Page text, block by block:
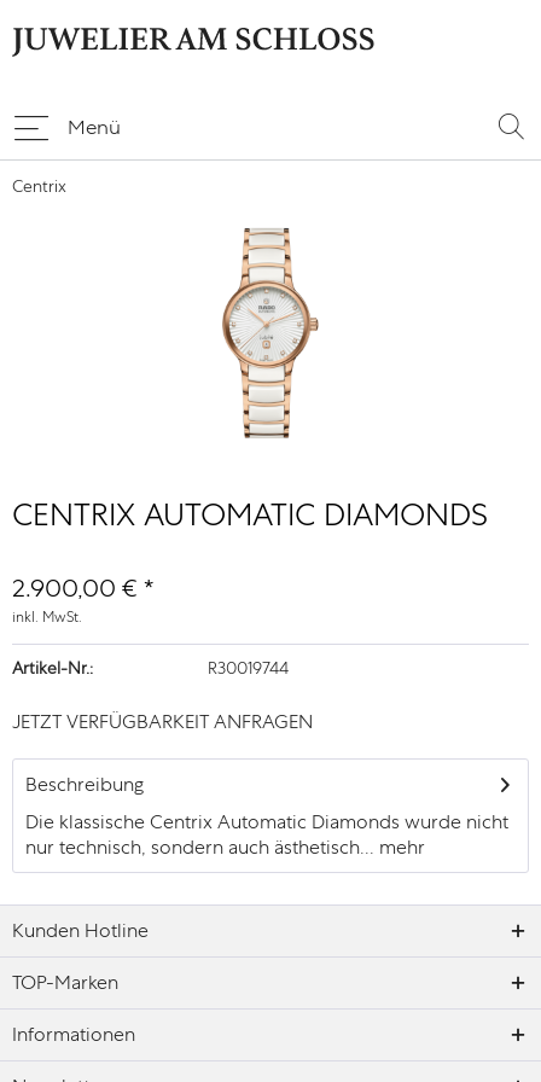
Menü
Centrix
CENTRIX AUTOMATIC DIAMONDS
2.900,00 € *
inkl. MwSt.
Artikel-Nr.: R30019744
JETZT VERFÜGBARKEIT ANFRAGEN
Beschreibung
Die klassische Centrix Automatic Diamonds wurde nicht
nur technisch, sondern auch ästhetisch... mehr
Kunden Hotline
TOP-Marken
Informationen